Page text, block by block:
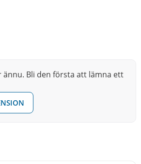
ännu. Bli den första att lämna ett